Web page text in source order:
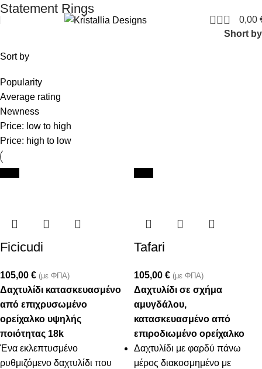
Join our newsletter and enjoy 10% Off
0 0,00
Statement Rings
Short by
Sort by
Popularity
Average rating
Newness
Price: low to high
Price: high to low
Ficicudi
105,00 € (με ΦΠΑ)
Δαχτυλίδι κατασκευασμένο
από επιχρυσωμένο
ορείχαλκο υψηλής
ποιότητας 18k
Ένα εκλεπτυσμένο
ρυθμιζόμενο δαχτυλίδι που
Tafari
105,00 € (με ΦΠΑ)
Δαχτυλίδι σε σχήμα
αμυγδάλου,
κατασκευασμένο από
επιροδιωμένο ορείχαλκο
Δαχτυλίδι με φαρδύ πάνω
μέρος διακοσμημένο με